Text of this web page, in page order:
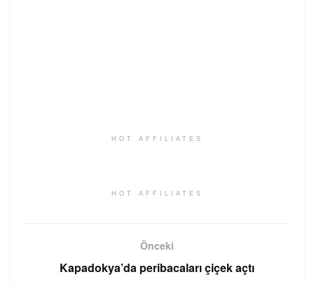
HOT AFFILIATES
HOT AFFILIATES
Önceki
Kapadokya’da peribacaları çiçek açtı